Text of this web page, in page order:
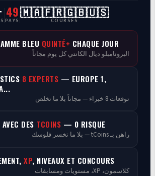
CPCs
49
PAYS
🇲🇦🇫🇷🇬🇧🇺🇸
COURSES
BLEU QUINTÉ+ CHAQUE JOUR
البرونامبلو ديال الكانتي كل يوم مجاناً
8 EXPERTS — EUROPE 1,
توقعات 8 خبراء — مجاناً بلا ما تخلص
DES TCOINS — 0 RISQUE
راهن بـ tCoins — بلا ما تخسر فلوسك
XP, NIVEAUX ET CONCOURS
كلاسمون، XP، مستويات ومسابقات